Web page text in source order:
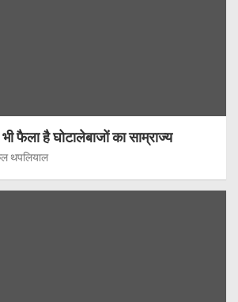
फैला है घोटालेबाजों का साम्राज्य
थपलियाल